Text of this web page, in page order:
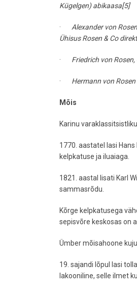
Kügelgen) abikaasa[5]
· Alexander von
Ühisus Rosen & Co
· Friedrich von
· Hermann von
Mõis
Karinu
1770. aastatel lasi
kelpkatuse ja iluaiaga.
1821. aastal lisati Karl
sammasrõdu.
Kõrge kelpkatusega
sepisvõre keskosas on
Ümber mõisahoone
19. sajandi lõpul lasi
lakooniline, selle ilmet